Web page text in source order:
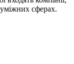
сферах.